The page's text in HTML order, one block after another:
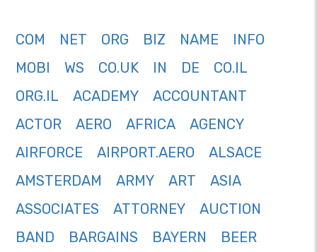
COM NET ORG BIZ NAME
INFO
MOBI
WS CO.UK IN DE
CO.IL
ORG.IL
ACADEMY
ACCOUNTANT
ACTOR
AERO AFRICA
AGENCY
AIRFORCE
AIRPORT.AERO
ALSACE
AMSTERDAM
ARMY ART
ASIA
ASSOCIATES
ATTORNEY
AUCTION
BAND
BARGAINS BAYERN
BEER